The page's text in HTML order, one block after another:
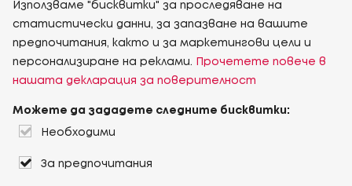
Използваме "бисквитки" за проследяване на
статистически данни, за запазване на вашите
предпочитания, както и за маркетингови цели и
персонализиране на реклами.
Прочетете повече в
нашата декларация за поверителност
Можете да зададете следните бисквитки:
Необходими
За предпочитания